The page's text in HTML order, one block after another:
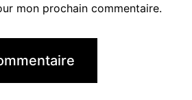
mon prochain commentaire.